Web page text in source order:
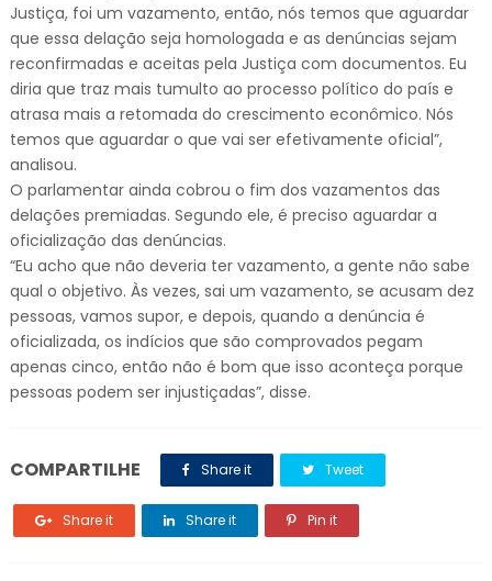
Justiça, foi um vazamento, então, nós temos que aguardar
que essa delação seja homologada e as denúncias sejam
reconfirmadas e aceitas pela Justiça com documentos. Eu
diria que traz mais tumulto ao processo político do país e
atrasa mais a retomada do crescimento econômico. Nós
temos que aguardar o que vai ser efetivamente oficial”,
analisou.
O parlamentar ainda cobrou o fim dos vazamentos das
delações premiadas. Segundo ele, é preciso aguardar a
oficialização das denúncias.
“Eu acho que não deveria ter vazamento, a gente não sabe
qual o objetivo. Às vezes, sai um vazamento, se acusam dez
pessoas, vamos supor, e depois, quando a denúncia é
oficializada, os indícios que são comprovados pegam
apenas cinco, então não é bom que isso aconteça porque
pessoas podem ser injustiçadas”, disse.
COMPARTILHE Share it Tweet
Share it Share it Pin it